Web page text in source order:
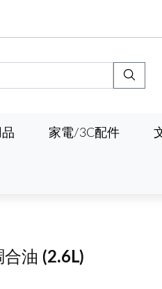
家電/3C配件
合油 (2.6L)